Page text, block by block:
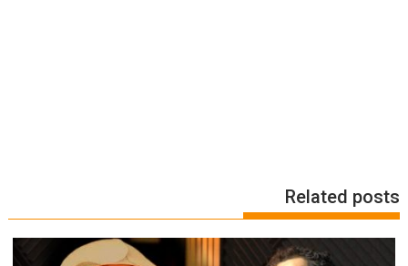
Related posts